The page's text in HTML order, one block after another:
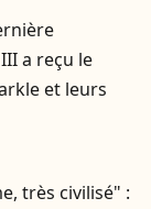
a reçu le
et leurs
très civilisé" :